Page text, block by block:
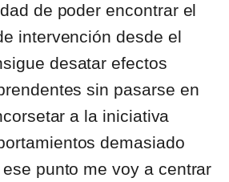
de poder encontrar el
intervención desde el
desatar efectos
sin pasarse en
a la iniciativa
demasiado
punto me voy a centrar